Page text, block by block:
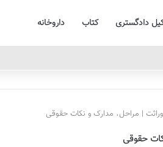
دادگستری کتاب داروخانه
| مراحل، مدارک و نکات حقوقی
حقوقی